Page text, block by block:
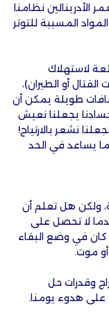
الأدرينالين نظامنا
المسببة للتوتر
لاستهلاك
القتال أو الطيران)،
طويلة يمكن أن
يجعلنا نعيش
نشعر بالارتياح!
يساعد في الحد
ولكن هل تعلم أن
لا تحصل على
في وضع البقاء
موت.
وقدرات حل
على هدوء يومنا.